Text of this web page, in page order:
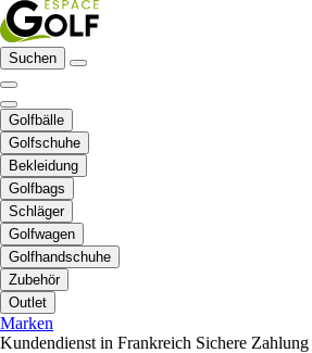
Suchen
Golfbälle
Golfschuhe
Bekleidung
Golfbags
Schläger
Golfwagen
Golfhandschuhe
Zubehör
Outlet
Marken
Kundendienst in Frankreich Sichere Zahlung